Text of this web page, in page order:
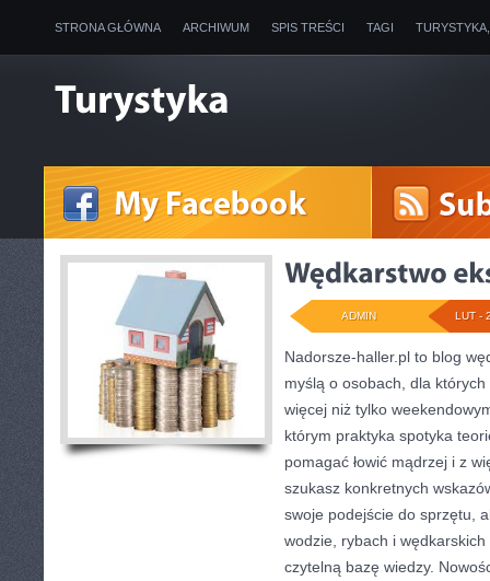
STRONA GŁÓWNA ARCHIWUM SPIS TREŚCI TAGI
LUT -
ADMIN
Nadorsze-haller.pl to blog
myślą o osobach, dla których
więcej niż tylko
którym praktyka spotyka
pomagać łowić mądrzej i z
szukasz konkretnych
swoje podejście do sprzętu,
wodzie, rybach i
czytelną bazę wiedzy.